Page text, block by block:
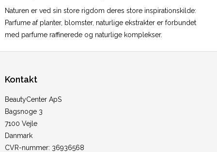
Naturen er ved sin store rigdom deres store inspirationskilde:
Parfume af planter, blomster, naturlige ekstrakter er forbundet
med parfume raffinerede og naturlige komplekser.
Kontakt
BeautyCenter ApS
Bagsnoge 3
7100 Vejle
Danmark
CVR-nummer: 36936568